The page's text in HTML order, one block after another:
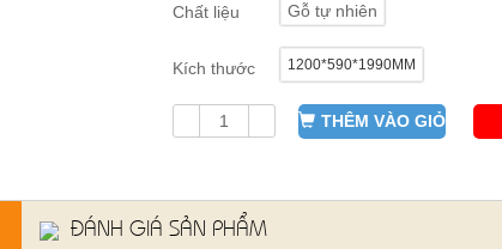
Chất liệu Gỗ tự nhiên
Kích thước 1200*590*1990MM
THÊM VÀO GIỎ
ĐÁNH GIÁ SẢN PHẨM